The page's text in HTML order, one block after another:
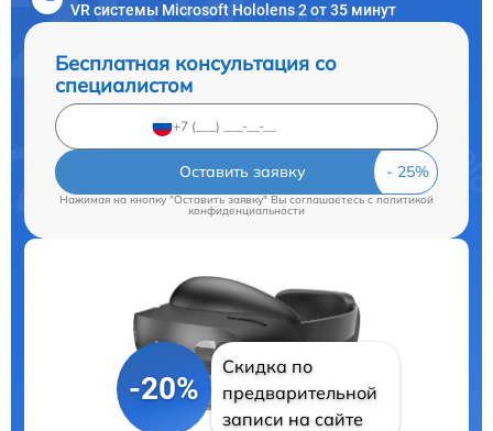
VR системы Microsoft Hololens 2 от 35 минут
Бесплатная консультация со
специалистом
Оставить заявку
Нажимая на кнопку "Оставить заявку" Вы соглашаетесь cполитикой
конфиденциальности
-20%
Скидка по
предварительной
записи на сайте